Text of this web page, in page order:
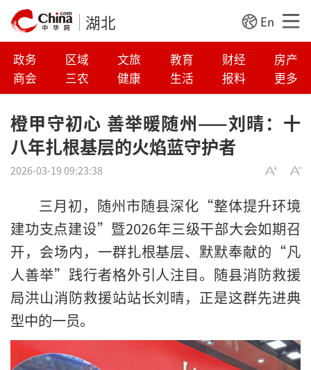
湖北 En
政务 区域 文旅 教育 财经
房产
商会
三农 健康 生活 报料 更多
橙甲守初心 善举暖随州——刘晴：十
八年扎根基层的火焰蓝守护者
2026-03-19 09:23:38
三月初，随州市随县深化“整体提升环境
建功支点建设”暨2026年三级干部大会如期召
开，会场内，一群扎根基层、默默奉献的“凡
人善举”践行者格外引人注目。随县消防救援
局洪山消防救援站站长刘晴，正是这群先进典
型中的一员。